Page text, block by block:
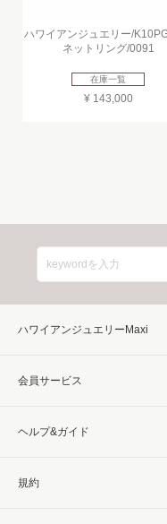
ハワイアンジュエリー/
ネットリング/0091
在庫一覧
¥ 143,000
ハワイアンジュエリーMaxi
会員サービス
ヘルプ&ガイド
規約